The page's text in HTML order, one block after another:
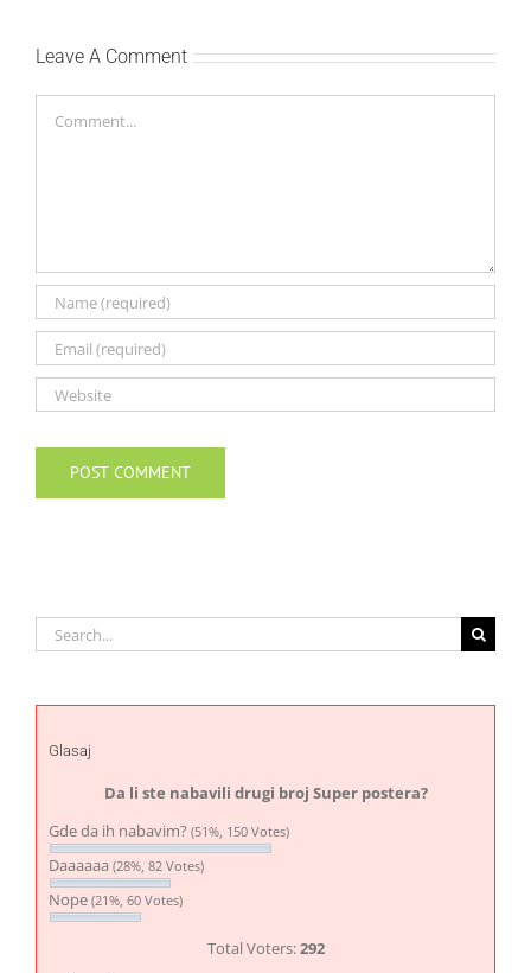
Leave A Comment
Search
for:
Glasaj
Da li ste nabavili drugi broj Super postera?
Gde da ih nabavim? (51%, 150 Votes)
Daaaaaa (28%, 82 Votes)
Nope (21%, 60 Votes)
Total Voters:292